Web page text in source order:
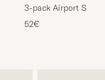
3-pack Airport
Melange
52€